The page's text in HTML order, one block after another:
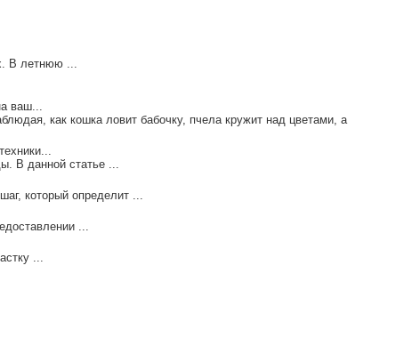
В летнюю ...
ваш...
как кошка ловит бабочку, пчела кружит над цветами, а
В данной статье ...
который определит ...
...
...